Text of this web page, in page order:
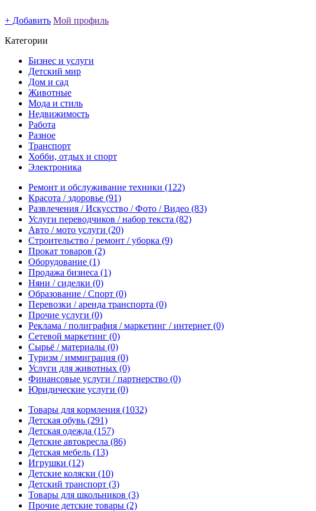
+ Добавить Мой профиль
Категории
Бизнес и услуги
Детский мир
Дом и сад
Животные
Мода и стиль
Недвижимость
Работа
Разное
Транспорт
Хобби, отдых и спорт
Электроника
Ремонт и обслуживание техники (122)
Красота / здоровье (91)
Развлечения / Искусство / Фото / Видео (83)
Услуги переводчиков / набор текста (82)
Авто / мото услуги (20)
Строительство / ремонт / уборка (9)
Прокат товаров (2)
Оборудование (1)
Продажа бизнеса (1)
Няни / сиделки (0)
Образование / Спорт (0)
Перевозки / аренда транспорта (0)
Прочие услуги (0)
Реклама / полиграфия / маркетинг / интернет (0)
Сетевой маркетинг (0)
Сырьё / материалы (0)
Туризм / иммиграция (0)
Услуги для животных (0)
Финансовые услуги / партнерство (0)
Юридические услуги (0)
Товары для кормления (1032)
Детская обувь (291)
Детская одежда (157)
Детские автокресла (86)
Детская мебель (13)
Игрушки (12)
Детские коляски (10)
Детский транспорт (3)
Товары для школьников (3)
Прочие детские товары (2)